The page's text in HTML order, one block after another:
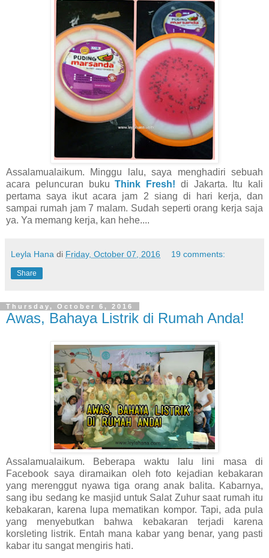
Assalamualaikum. Minggu lalu, saya menghadiri sebuah
acara peluncuran bukuThink Fresh! di Jakarta. Itu kali
pertama saya ikut acara jam 2 siang di hari kerja, dan
sampai rumah jam 7 malam. Sudah seperti orang kerja saja
ya. Ya memang kerja, kan hehe....
Leyla Hana di Friday, October 07, 2016 19 comments:
Share
Thursday, October 6, 2016
Awas, Bahaya Listrik di Rumah Anda!
Assalamualaikum. Beberapa waktu lalu lini masa di
Facebook saya diramaikan oleh foto kejadian kebakaran
yang merenggut nyawa tiga orang anak balita. Kabarnya,
sang ibu sedang ke masjid untuk Salat Zuhur saat rumah itu
kebakaran, karena lupa mematikan kompor. Tapi, ada pula
yang menyebutkan bahwa kebakaran terjadi karena
korsleting listrik. Entah mana kabar yang benar, yang pasti
kabar itu sangat mengiris hati.